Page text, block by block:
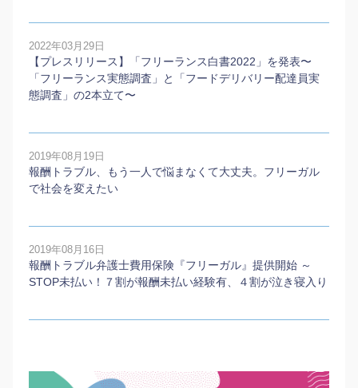
2022年03月29日
【プレスリリース】「フリーランス白書2022」を発表〜
「フリーランス実態調査」と「フードデリバリー配達員実
態調査」の2本⽴て〜
2019年08月19日
報酬トラブル、もう一人で悩まなくて大丈夫。フリーガル
で社会を変えたい
2019年08月16日
報酬トラブル弁護士費用保険『フリーガル』提供開始 ～
STOP未払い！７割が報酬未払い経験有、４割が泣き寝入り